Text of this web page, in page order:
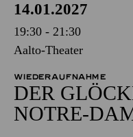
14.01.2027
19:30 - 21:30
Aalto-Theater
WIEDERAUFNAHME
DER
NOTRE-